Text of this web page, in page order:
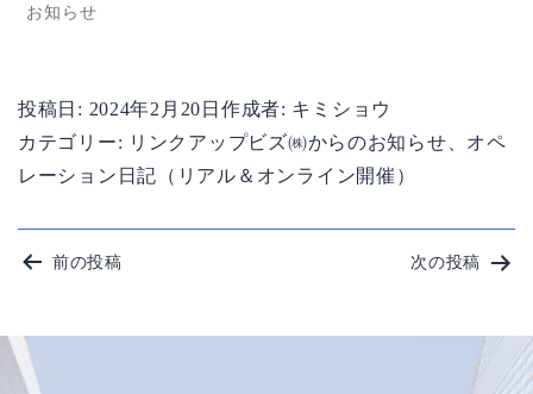
お知らせ
投稿日: 2024年2月20日 作成者: キミショウ
カテゴリー: リンクアップビズ㈱からのお知らせ、 オペ
レーション日記（リアル＆オンライン開催）
投
ナ
前の投稿 次の投稿